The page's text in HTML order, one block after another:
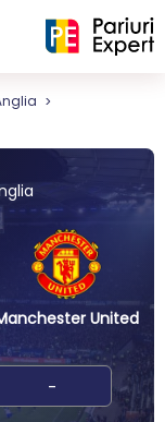
United
-